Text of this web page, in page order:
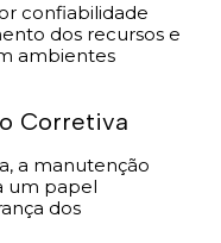
confiabilidade
dos recursos e
ambientes
Corretiva
a manutenção
um papel
dos